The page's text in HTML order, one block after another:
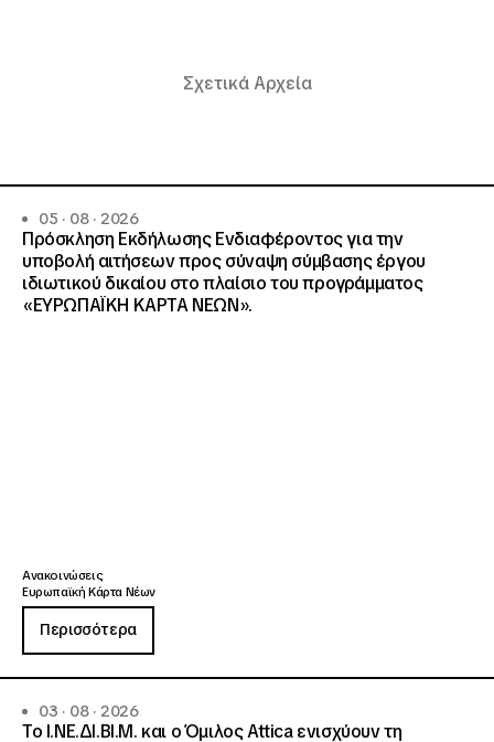
Σχετικά Αρχεία
05 · 08 · 2026
Πρόσκληση Εκδήλωσης Ενδιαφέροντος για την
υποβολή αιτήσεων προς σύναψη σύμβασης έργου
ιδιωτικού δικαίου στο πλαίσιο του προγράμματος
«ΕΥΡΩΠΑΪΚΗ ΚΑΡΤΑ ΝΕΩΝ».
Ανακοινώσεις
Ευρωπαϊκή Κάρτα Νέων
Περισσότερα
03 · 08 · 2026
Το Ι.ΝΕ.ΔΙ.ΒΙ.Μ. και o Όμιλος Attica ενισχύουν τη